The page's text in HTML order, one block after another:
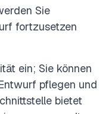
Sie
fortzusetzen
ein; Sie können
pflegen und
bietet